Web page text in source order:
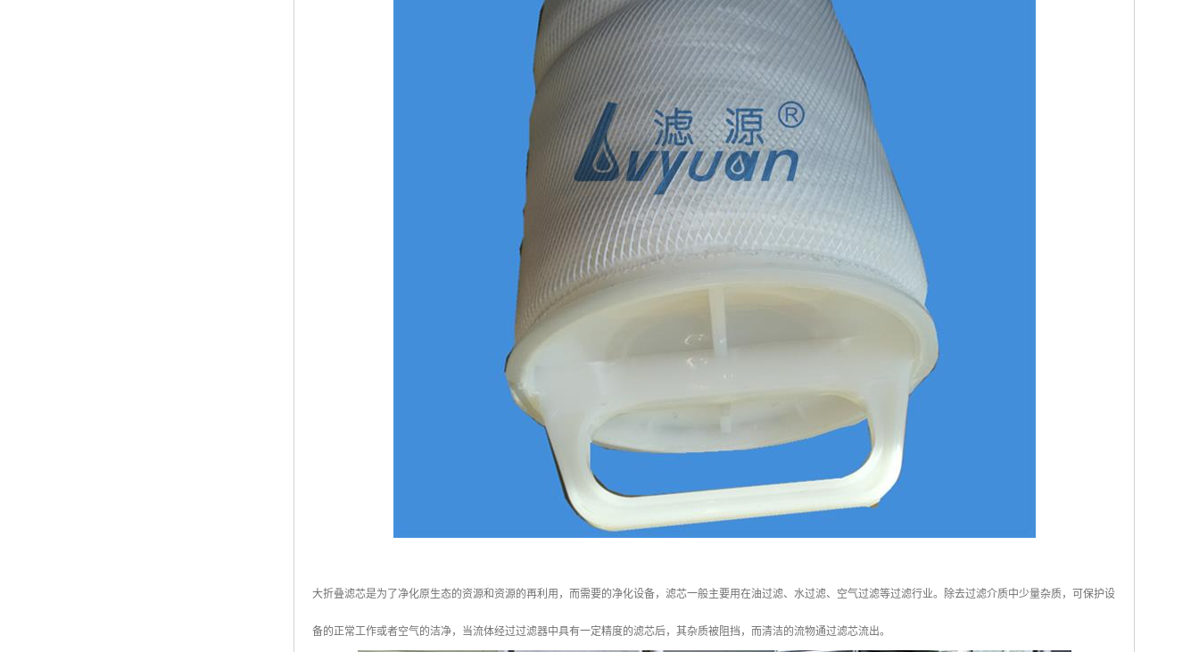
大折叠滤芯是为了净化原生态的资源和资源的再利用，而需要的净化设备，滤芯一般主要用在油过滤、水过滤、空气过滤等过滤行业。除去过滤介质中少量杂质，可保护设
备的正常工作或者空气的洁净，当流体经过过滤器中具有一定精度的滤芯后，其杂质被阻挡，而清洁的流物通过滤芯流出。